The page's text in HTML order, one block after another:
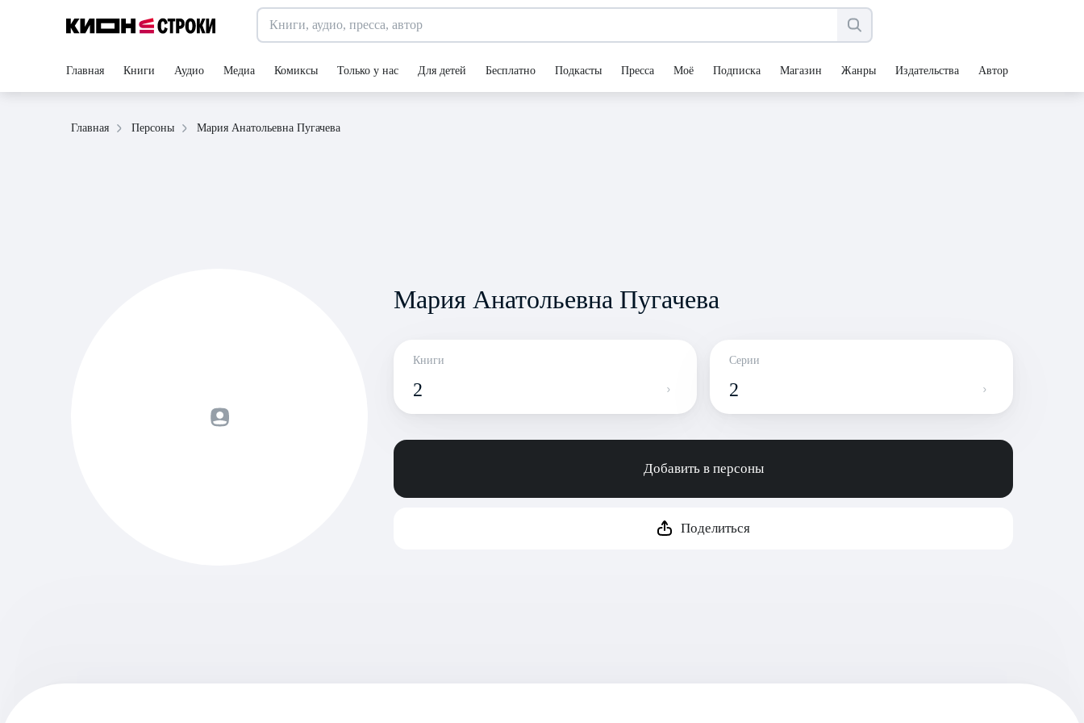
Главная Книги Аудио Медиа Комиксы Только у нас Для детей Бесплатно Подкасты Пресса Моё Подписка Магазин Жанры Издательства Авторы
Главная Персоны Мария Анатольевна Пугачева
Мария Анатольевна Пугачева
Книги
2
Серии
2
Добавить в персоны
Поделиться